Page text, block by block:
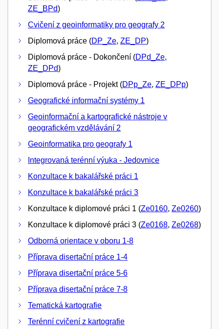
ZE_BPd)
Cvičení z geoinformatiky pro geografy 2
Diplomová práce (DP_Ze, ZE_DP)
Diplomová práce - Dokončení (DPd_Ze,
ZE_DPd)
Diplomová práce - Projekt (DPp_Ze, ZE_DPp)
Geografické informační systémy 1
Geoinformační a kartografické nástroje v
geografickém vzdělávání 2
Geoinformatika pro geografy 1
Integrovaná terénní výuka - Jedovnice
Konzultace k bakalářské práci 1
Konzultace k bakalářské práci 3
Konzultace k diplomové práci 1 (Ze0160, Ze0260)
Konzultace k diplomové práci 3 (Ze0168, Ze0268)
Odborná orientace v oboru 1-8
Příprava disertační práce 1-4
Příprava disertační práce 5-6
Příprava disertační práce 7-8
Tematická kartografie
Terénní cvičení z kartografie